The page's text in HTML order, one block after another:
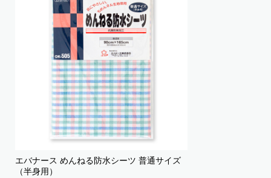
エバナース めんねる防水シーツ 普通サイズ
（半身用）